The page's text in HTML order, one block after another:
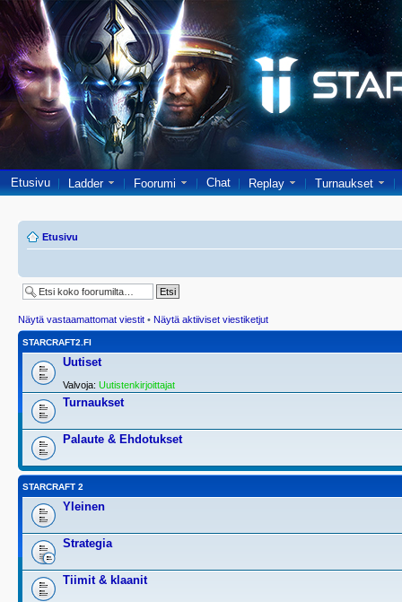
Etusivu Ladder Foorumi Chat Replay Turnaukset
Etusivu
Näytä vastaamattomat viestit • Näytä aktiiviset viestiketjut
STARCRAFT2.FI
Uutiset
Valvoja: Uutistenkirjoittajat
Turnaukset
Palaute & Ehdotukset
STARCRAFT 2
Yleinen
Strategia
Tiimit & klaanit